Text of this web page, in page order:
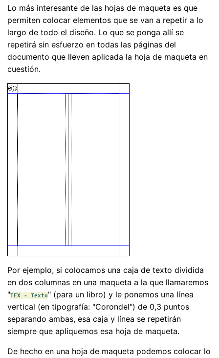
Lo más interesante de las hojas de maqueta es que
permiten colocar elementos que se van a repetir a lo
largo de todo el diseño. Lo que se ponga allí se
repetirá sin esfuerzo en todas las páginas del
documento que lleven aplicada la hoja de maqueta en
cuestión.
Por ejemplo, si colocamos una caja de texto dividida
en dos columnas en una maqueta a la que llamaremos
"TEX - Texto" (para un libro) y le ponemos una línea
vertical (en tipografía: "Corondel") de 0,3 puntos
separando ambas, esa caja y línea se repetirán
siempre que apliquemos esa hoja de maqueta.
De hecho en una hoja de maqueta podemos colocar lo